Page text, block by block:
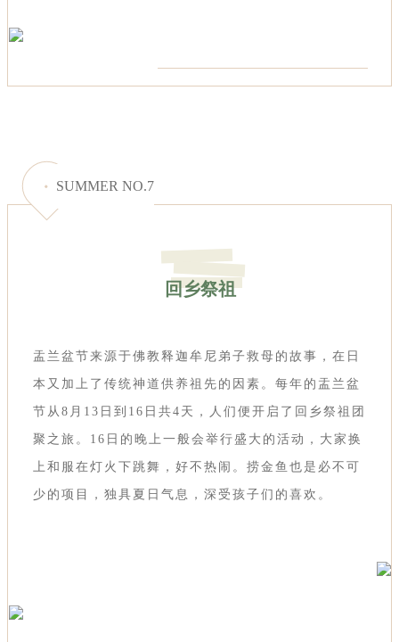
SUMMER NO.7
回乡祭祖
盂兰盆节来源于佛教释迦牟尼弟子救母的故事，在日
本又加上了传统神道供养祖先的因素。每年的盂兰盆
节从8月13日到16日共4天，人们便开启了回乡祭祖团
聚之旅。16日的晚上一般会举行盛大的活动，大家换
上和服在灯火下跳舞，好不热闹。捞金鱼也是必不可
少的项目，独具夏日气息，深受孩子们的喜欢。